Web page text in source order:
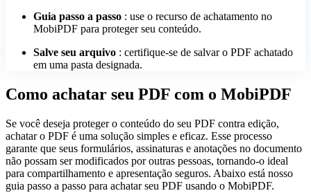
Guia passo a passo : use o recurso de achatamento no
MobiPDF para proteger seu conteúdo.
Salve seu arquivo : certifique-se de salvar o PDF achatado
em uma pasta designada.
Como achatar seu PDF com o MobiPDF
Se você deseja proteger o conteúdo do seu PDF contra edição,
achatar o PDF é uma solução simples e eficaz. Esse processo
garante que seus formulários, assinaturas e anotações no documento
não possam ser modificados por outras pessoas, tornando-o ideal
para compartilhamento e apresentação seguros. Abaixo está nosso
guia passo a passo para achatar seu PDF usando o MobiPDF.